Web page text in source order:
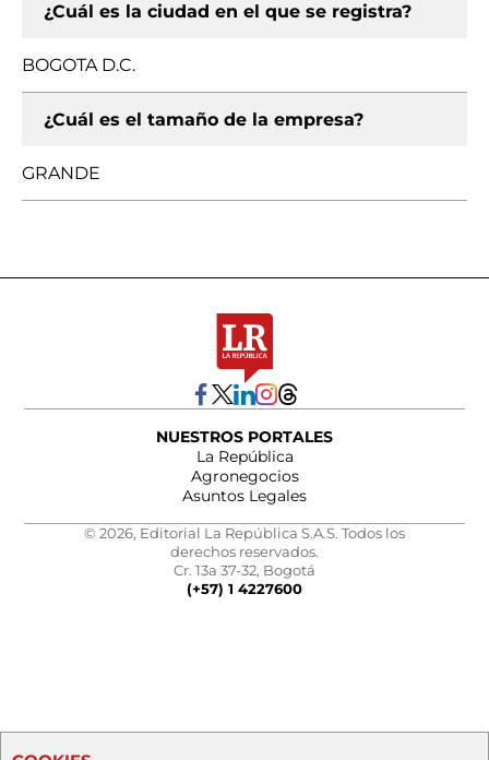
¿Cuál es la ciudad en el que se registra?
BOGOTA D.C.
¿Cuál es el tamaño de la empresa?
GRANDE
NUESTROS PORTALES
La República
Agronegocios
Asuntos Legales
© 2026, Editorial La República S.A.S. Todos los
derechos reservados.
Cr. 13a 37-32, Bogotá
(+57) 1 4227600